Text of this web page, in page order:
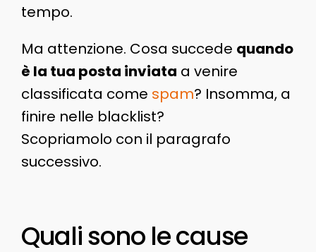
tempo.
Ma attenzione. Cosa succede quando
è la tua posta inviata a venire
classificata come spam? Insomma, a
finire nelle blacklist?
Scopriamolo con il paragrafo
successivo.
Quali sono le cause